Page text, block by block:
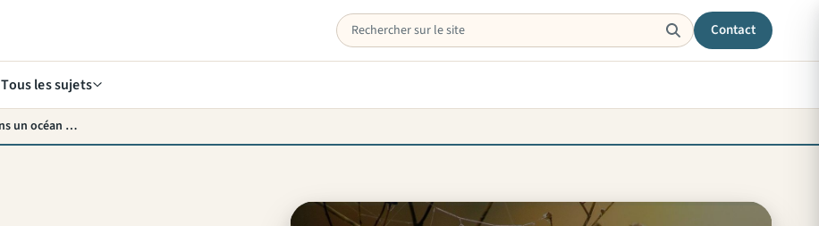
Contact
Tous les sujets
Erreurs financières : comment naviguer habilement dans un océan de pièges